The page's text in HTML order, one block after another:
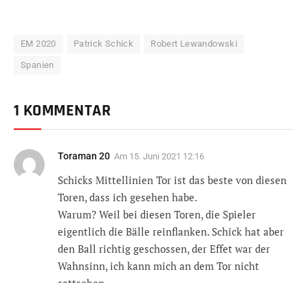
EM 2020 Patrick Schick Robert Lewandowski
Spanien
1 KOMMENTAR
Toraman 20 Am 15. Juni 2021 12:16
Schicks Mittellinien Tor ist das beste von diesen
Toren, dass ich gesehen habe.
Warum? Weil bei diesen Toren, die Spieler
eigentlich die Bälle reinflanken. Schick hat aber
den Ball richtig geschossen, der Effet war der
Wahnsinn, ich kann mich an dem Tor nicht